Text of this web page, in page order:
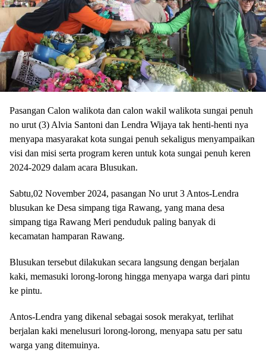
Pasangan Calon walikota dan calon wakil walikota sungai penuh
no urut (3) Alvia Santoni dan Lendra Wijaya tak henti-henti nya
menyapa masyarakat kota sungai penuh sekaligus menyampaikan
visi dan misi serta program keren untuk kota sungai penuh keren
2024-2029 dalam acara Blusukan.
Sabtu,02 November 2024, pasangan No urut 3 Antos-Lendra
blusukan ke Desa simpang tiga Rawang, yang mana desa
simpang tiga Rawang Meri penduduk paling banyak di
kecamatan hamparan Rawang.
Blusukan tersebut dilakukan secara langsung dengan berjalan
kaki, memasuki lorong-lorong hingga menyapa warga dari pintu
ke pintu.
Antos-Lendra yang dikenal sebagai sosok merakyat, terlihat
berjalan kaki menelusuri lorong-lorong, menyapa satu per satu
warga yang ditemuinya.